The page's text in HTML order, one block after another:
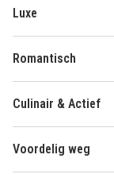
Luxe
Romantisch
Culinair & Actief
Voordelig weg